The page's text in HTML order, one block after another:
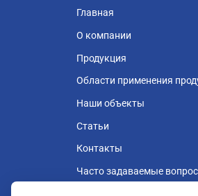
Главная
О компании
Продукция
Области применения
Наши объекты
Статьи
Контакты
Часто задаваемые